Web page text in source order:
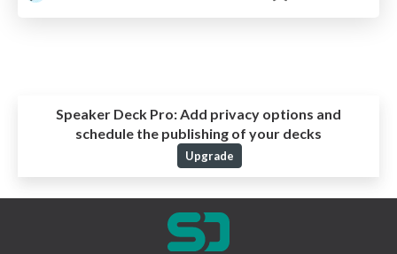
Speaker Deck Pro:Add privacy options and
schedule the publishing of your decks
Upgrade